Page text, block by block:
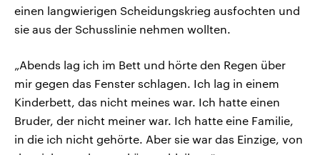
einen langwierigen Scheidungskrieg ausfochten und
sie aus der Schusslinie nehmen wollten.
„Abends lag ich im Bett und hörte den Regen über
mir gegen das Fenster schlagen. Ich lag in einem
Kinderbett, das nicht meines war. Ich hatte einen
Bruder, der nicht meiner war. Ich hatte eine Familie,
in die ich nicht gehörte. Aber sie war das Einzige, von